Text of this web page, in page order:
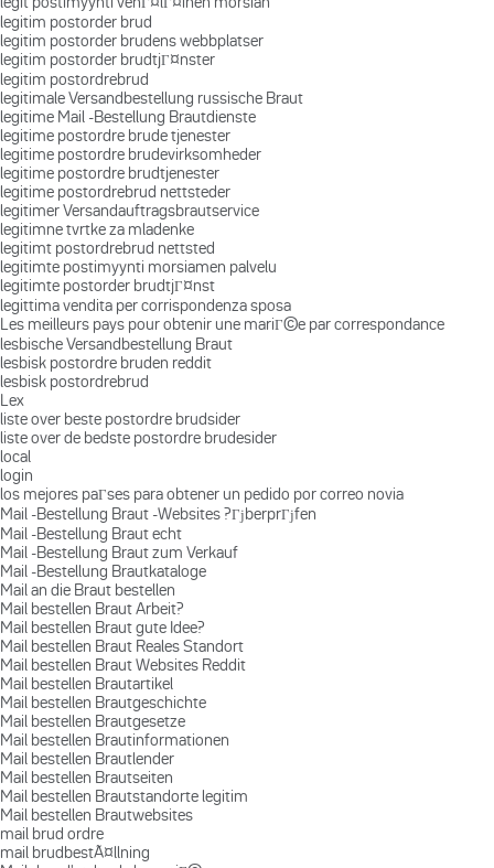
legitim postorder brud
legitim postorder brudens webbplatser
legitim postorder brudtjГ¤nster
legitim postordrebrud
legitimale Versandbestellung russische Braut
legitime Mail -Bestellung Brautdienste
legitime postordre brude tjenester
legitime postordre brudevirksomheder
legitime postordre brudtjenester
legitime postordrebrud nettsteder
legitimer Versandauftragsbrautservice
legitimne tvrtke za mladenke
legitimt postordrebrud nettsted
legitimte postimyynti morsiamen palvelu
legitimte postorder brudtjГ¤nst
legittima vendita per corrispondenza sposa
Les meilleurs pays pour obtenir une mariГ©e par correspondance
lesbische Versandbestellung Braut
lesbisk postordre bruden reddit
lesbisk postordrebrud
Lex
liste over beste postordre brudsider
liste over de bedste postordre brudesider
local
login
los mejores paГ­ses para obtener un pedido por correo novia
Mail -Bestellung Braut -Websites ?ГјberprГјfen
Mail -Bestellung Braut echt
Mail -Bestellung Braut zum Verkauf
Mail -Bestellung Brautkataloge
Mail an die Braut bestellen
Mail bestellen Braut Arbeit?
Mail bestellen Braut gute Idee?
Mail bestellen Braut Reales Standort
Mail bestellen Braut Websites Reddit
Mail bestellen Brautartikel
Mail bestellen Brautgeschichte
Mail bestellen Brautgesetze
Mail bestellen Brautinformationen
Mail bestellen Brautlender
Mail bestellen Brautseiten
Mail bestellen Brautstandorte legitim
Mail bestellen Brautwebsites
mail brud ordre
mail brudbestÃ¤llning